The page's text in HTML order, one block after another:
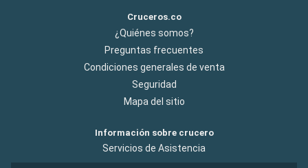
Cruceros.co
¿Quiénes somos?
Preguntas frecuentes
Condiciones generales de venta
Seguridad
Mapa del sitio
Información sobre crucero
Servicios de Asistencia